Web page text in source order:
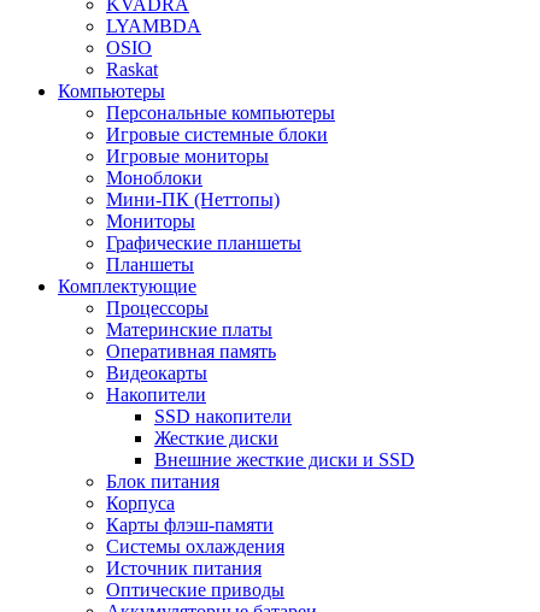
KVADRA
LYAMBDA
OSIO
Raskat
Компьютеры
Персональные компьютеры
Игровые системные блоки
Игровые мониторы
Моноблоки
Мини-ПК (Неттопы)
Мониторы
Графические планшеты
Планшеты
Комплектующие
Процессоры
Материнские платы
Оперативная память
Видеокарты
Накопители
SSD накопители
Жесткие диски
Внешние жесткие диски и SSD
Блок питания
Корпуса
Карты флэш-памяти
Системы охлаждения
Источник питания
Оптические приводы